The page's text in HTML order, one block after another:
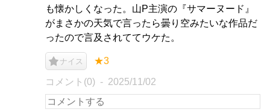
も懐かしくなった。山P主演の『サマーヌード』
がまさかの天気で言ったら曇り空みたいな作品だ
ったので言及されててウケた。
ナイス ★3
コメント(0) 2025/11/02